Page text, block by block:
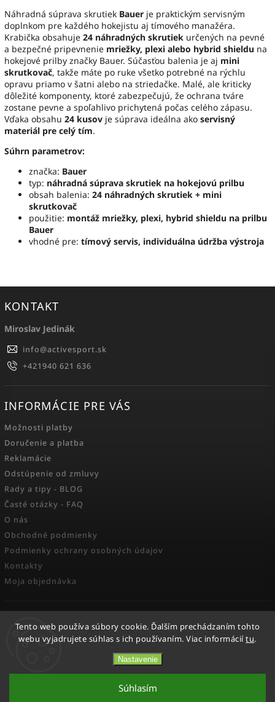
Tento web používa súbory cookie. Ďalším prechádzaním tohto
webu vyjadrujete súhlas s ich používaním. Viac informáciítu.
Nastavenie
Súhlasím
Náhradná súprava skrutiek Bauer je praktickým servisným
doplnkom pre každého hokejistu aj tímového manažéra.
Krabička obsahuje 24 náhradných skrutiek určených na pevné
a bezpečné pripevnenie mriežky, plexi alebo hybrid shieldu na
hokejové prilby značky Bauer. Súčasťou balenia je aj mini
skrutkovač, takže máte po ruke všetko potrebné na rýchlu
opravu priamo v šatni alebo na striedačke. Malé, ale kriticky
dôležité komponenty, ktoré zabezpečujú, že ochrana tváre
zostane pevne a spoľahlivo prichytená počas celého zápasu.
Vďaka obsahu 24 kusov je súprava ideálna ako servisný
materiál pre celý tím.
Súhrn parametrov:
značka: Bauer
typ: náhradná súprava skrutiek na hokejovú prilbu
obsah balenia: 24 náhradných skrutiek + mini
skrutkovač
použitie: montáž mriežky, plexi, hybrid shieldu na prilbu
Bauer
vhodné pre: tímový servis, individuálna údržba výstroja
KONTAKT
Miroslav Jedinák
info@activesport.sk
+421940 621 636
INFORMÁCIE PRE VÁS
Možnosti platby
Doručenie a platba
Reklamácie
Odstúpenie od zmluvy
Rady a tipy - BLOG
Časté otázky - FAQ
O nás
Obchodné podmienky
Podmienky ochrany osobných údajov
Kontakty
Moja objednávka
FACEBOOK
Copyright 2026Activesport. Všetky práva vyhradené.
Shoptet| Design